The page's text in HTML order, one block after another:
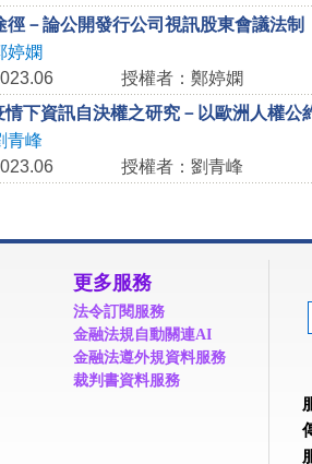
徑－論公開發行公司視訊股東會議法制
婷嫻
授權者：鄭婷嫻
情下資訊自決權之研究－以歐洲人權公
青峰
授權者：劉青峰
更多服務
法令訂閱服務
金融法規自動關連AI
金融法遵外規資料服務
裁判書資料服務